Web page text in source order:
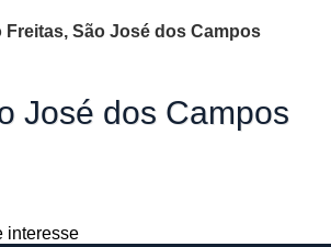
São José dos Campos
José dos Campos
interesse